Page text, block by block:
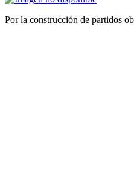
Por la construcción de partidos